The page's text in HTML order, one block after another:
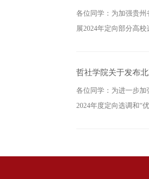
各位同学：为加强贵
展2024年定向部分高
哲社学院关于发布
各位同学：为进一步
2024年度定向选调和“